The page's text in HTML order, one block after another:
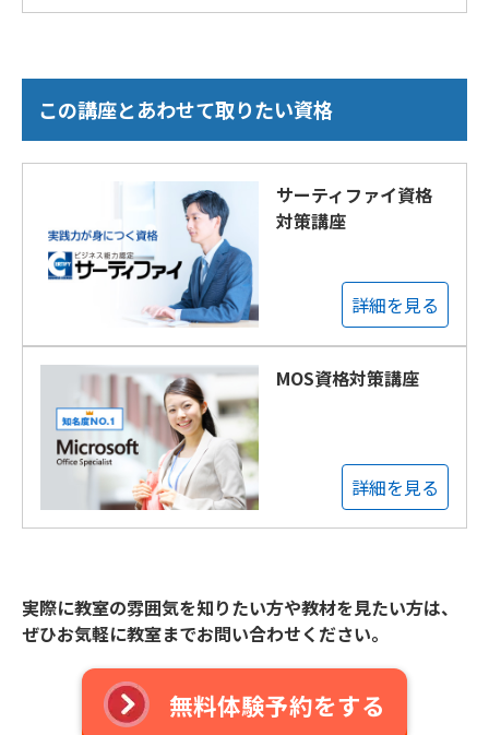
この講座とあわせて取りたい資格
サーティファイ資格
対策講座
詳細を見る
MOS資格対策講座
詳細を見る
実際に教室の雰囲気を知りたい方や教材を見たい方は、
ぜひお気軽に教室までお問い合わせください。
無料体験予約をする